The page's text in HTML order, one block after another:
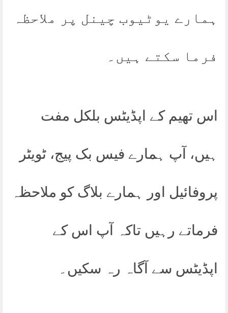
ہمارے یوٹیوب چینل پر ملاحظہ
فرما سکتے ہیں۔
اس تھیم کے اپڈیٹس بلکل مفت
ہیں، آپ ہمارے فیس بک پیج، ٹویٹر
پروفائیل اور ہمارے بلاگ کو ملاحظہ
فرماتے رہیں تاکہ آپ اس کے
اپڈیٹس سے آگاہ رہ سکیں۔